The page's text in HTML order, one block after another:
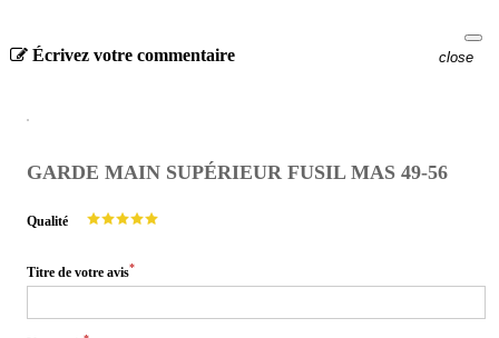
Écrivez votre commentaire close
GARDE MAIN SUPÉRIEUR FUSIL MAS 49-56
Qualité
Titre de votre avis*